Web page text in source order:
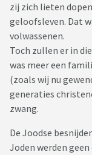
zij zich lieten
geloofsleven. Dat
volwassenen.
Toch zullen er in
was meer een
(zoals wij nu
generaties
zwang.
De Joodse
Joden werden